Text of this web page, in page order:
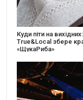
27 років музичної
відсвяткує День
благодійних подій